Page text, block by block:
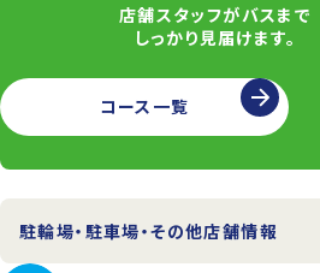
店舗スタッフがバスまで
しっかり見届けます。
コース一覧
駐輪場・駐車場・その他店舗情報